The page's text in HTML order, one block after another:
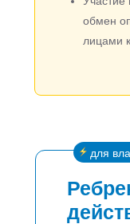
обмен
лицами
для